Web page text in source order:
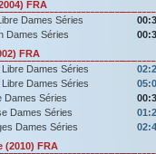
FRA
Dames Séries
Dames Séries
FRA
Dames Séries
Dames Séries
Dames Séries
Dames Séries
Dames Séries
(2010) FRA